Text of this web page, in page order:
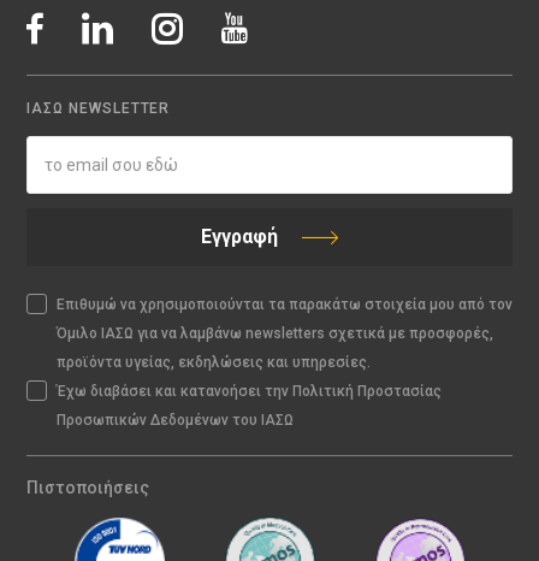
ΙΑΣΩ NEWSLETTER
Εγγραφή
Επιθυμώ να χρησιμοποιούνται τα παρακάτω στοιχεία μου από τον
Όμιλο ΙΑΣΩ για να λαμβάνω newsletters σχετικά με προσφορές,
προϊόντα υγείας, εκδηλώσεις και υπηρεσίες.
Έχω διαβάσει και κατανοήσει την Πολιτική Προστασίας
Προσωπικών Δεδομένων του ΙΑΣΩ
Πιστοποιήσεις